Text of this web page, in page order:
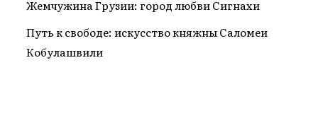
Жемчужина Грузии: город любви Сигнахи
Путь к свободе: искусство княжны Саломеи
Кобулашвили